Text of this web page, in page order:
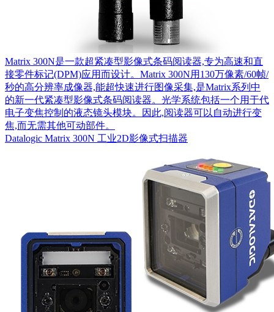
Matrix 300N是一款超紧凑型影像式条码阅读器,专为高速和直
接零件标记(DPM)应用而设计。Matrix 300N用130万像素/60帧/
秒的高分辨率成像器,能超快速进行图像采集,是Matrix系列中
的新一代紧凑型影像式条码阅读器。光学系统包括一个用于代
电子变焦控制的液态镜头模块。因此,阅读器可以自动进行变
焦,而无需其他可动部件。
Datalogic Matrix 300N 工业2D影像式扫描器